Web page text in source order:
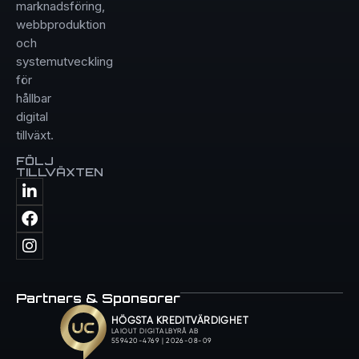
marknadsföring,
webbproduktion
och
systemutveckling
för
hållbar
digital
tillväxt.
FÖLJ
TILLVÄXTEN
Partners & Sponsorer